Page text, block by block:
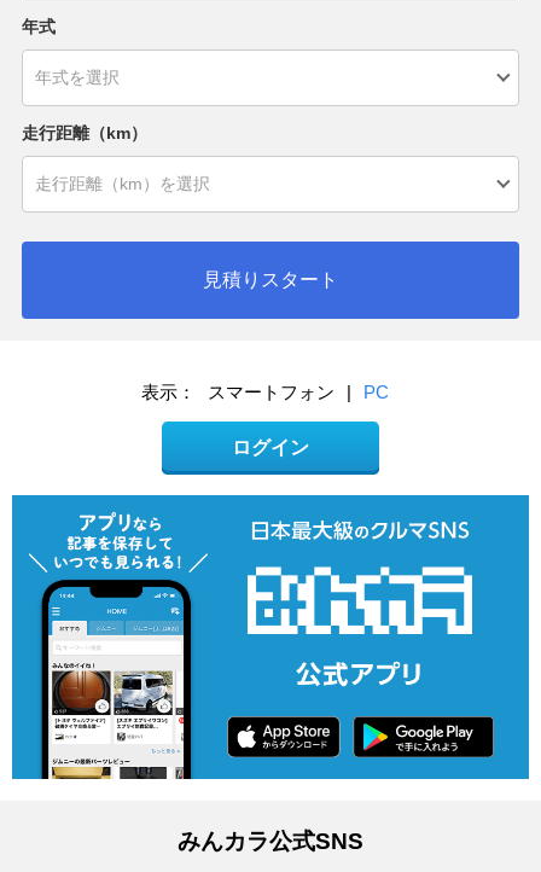
年式
走行距離（km）
見積りスタート
表示： スマートフォン PC
ログイン
みんカラ公式SNS